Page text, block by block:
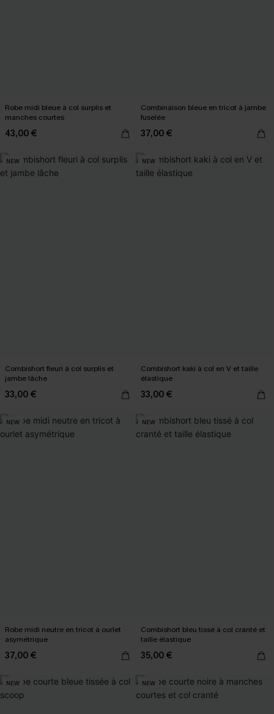
Robe midi bleue à col surplis et
manches courtes
43,00 €
Combinaison bleue en tricot à jambe
fuselée
37,00 €
NEW
Combishort fleuri à col surplis et
jambe lâche
33,00 €
NEW
Combishort kaki à col en V et taille
élastique
33,00 €
NEW
Robe midi neutre en tricot à ourlet
asymétrique
37,00 €
NEW
Combishort bleu tissé à col cranté et
taille élastique
35,00 €
NEW NEW